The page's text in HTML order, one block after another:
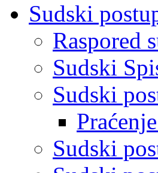
Sudski
Raspored
Sudski
Sudski
Sudski